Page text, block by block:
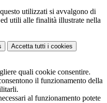
utilizzati si avvalgono di
utili alle finalità illustrate nella
Accetta tutti i cookies
quali cookie consentire.
il funzionamento della
al funzionamento potete